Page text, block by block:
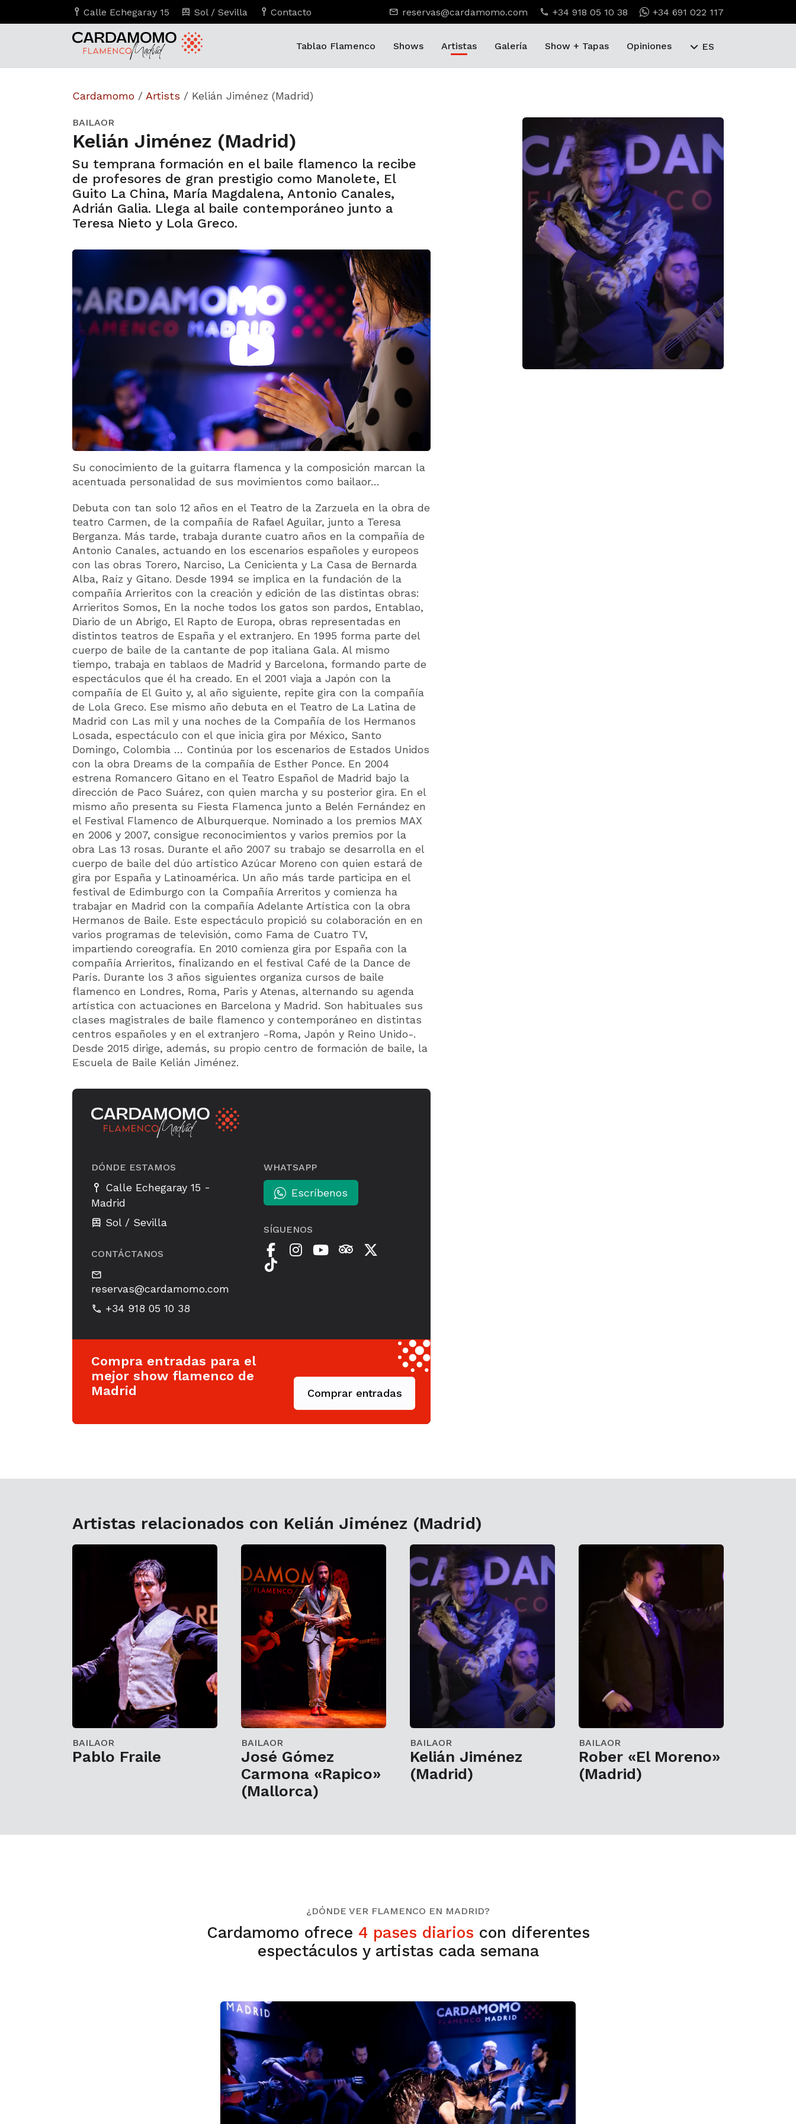
Calle Echegaray 15 Sol / Sevilla Contacto reservas@cardamomo.com +34 918 05 10 38 +34 691 022 117
Tablao Flamenco Shows Artistas Galería Show + Tapas Opiniones ES
Cardamomo / Artists / Kelián Jiménez (Madrid)
BAILAOR
Kelián Jiménez (Madrid)
Su temprana formación en el baile flamenco la recibe
de profesores de gran prestigio como Manolete, El
Guito La China, María Magdalena, Antonio Canales,
Adrián Galia. Llega al baile contemporáneo junto a
Teresa Nieto y Lola Greco.
Su conocimiento de la guitarra flamenca y la composición marcan la
acentuada personalidad de sus movimientos como bailaor…
Debuta con tan solo 12 años en el Teatro de la Zarzuela en la obra de
teatro Carmen, de la compañía de Rafael Aguilar, junto a Teresa
Berganza. Más tarde, trabaja durante cuatro años en la compañía de
Antonio Canales, actuando en los escenarios españoles y europeos
con las obras Torero, Narciso, La Cenicienta y La Casa de Bernarda
Alba, Raíz y Gitano. Desde 1994 se implica en la fundación de la
compañía Arrieritos con la creación y edición de las distintas obras:
Arrieritos Somos, En la noche todos los gatos son pardos, Entablao,
Diario de un Abrigo, El Rapto de Europa, obras representadas en
distintos teatros de España y el extranjero. En 1995 forma parte del
cuerpo de baile de la cantante de pop italiana Gala. Al mismo
tiempo, trabaja en tablaos de Madrid y Barcelona, formando parte de
espectáculos que él ha creado. En el 2001 viaja a Japón con la
compañía de El Guito y, al año siguiente, repite gira con la compañía
de Lola Greco. Ese mismo año debuta en el Teatro de La Latina de
Madrid con Las mil y una noches de la Compañía de los Hermanos
Losada, espectáculo con el que inicia gira por México, Santo
Domingo, Colombia … Continúa por los escenarios de Estados Unidos
con la obra Dreams de la compañía de Esther Ponce. En 2004
estrena Romancero Gitano en el Teatro Español de Madrid bajo la
dirección de Paco Suárez, con quien marcha y su posterior gira. En el
mismo año presenta su Fiesta Flamenca junto a Belén Fernández en
el Festival Flamenco de Alburquerque. Nominado a los premios MAX
en 2006 y 2007, consigue reconocimientos y varios premios por la
obra Las 13 rosas. Durante el año 2007 su trabajo se desarrolla en el
cuerpo de baile del dúo artístico Azúcar Moreno con quien estará de
gira por España y Latinoamérica. Un año más tarde participa en el
festival de Edimburgo con la Compañía Arreritos y comienza ha
trabajar en Madrid con la compañía Adelante Artística con la obra
Hermanos de Baile. Este espectáculo propició su colaboración en en
varios programas de televisión, como Fama de Cuatro TV,
impartiendo coreografía. En 2010 comienza gira por España con la
compañía Arrieritos, finalizando en el festival Café de la Dance de
París. Durante los 3 años siguientes organiza cursos de baile
flamenco en Londres, Roma, Paris y Atenas, alternando su agenda
artística con actuaciones en Barcelona y Madrid. Son habituales sus
clases magistrales de baile flamenco y contemporáneo en distintas
centros españoles y en el extranjero -Roma, Japón y Reino Unido-.
Desde 2015 dirige, además, su propio centro de formación de baile, la
Escuela de Baile Kelián Jiménez.
DÓNDE ESTAMOS
Calle Echegaray 15 -
Madrid
Sol / Sevilla
CONTÁCTANOS
reservas@cardamomo.com
+34 918 05 10 38
WHATSAPP
Escríbenos
SÍGUENOS
Compra entradas para el
mejor show flamenco de
Madrid
Comprar entradas
Artistas relacionados con Kelián Jiménez (Madrid)
BAILAOR
Pablo Fraile
BAILAOR
José Gómez
Carmona «Rapico»
(Mallorca)
BAILAOR
Kelián Jiménez
(Madrid)
BAILAOR
Rober «El Moreno»
(Madrid)
¿DÓNDE VER FLAMENCO EN MADRID?
Cardamomo ofrece 4 pases diarios con diferentes
espectáculos y artistas cada semana